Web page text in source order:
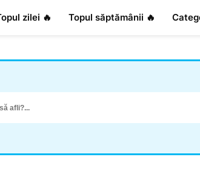
zilei 🔥 Topul săptămânii 🔥